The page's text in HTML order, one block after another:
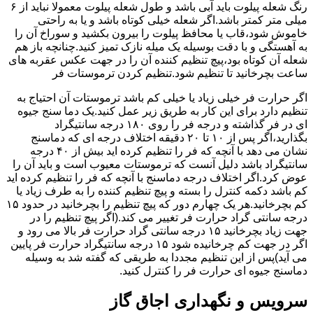
رنگ شعله پیلوت باید آبی باشد و طول شعله پیلوت معمولا نباید از ۶
میلی متر کمتر باشد.اگر شعله خیلی کوتاه باشد و یا به راحتی
خاموش شود،قاب یا محافظ پیلوت را بیرون بکشید و سوراخ آن را
به آهستگی و با دقت بوسیله یک میله نازک تمیز کنید.چنانچه باز هم
شعله آن کوتاه بود،پیچ تنظیم کننده آن را در جهت عکس عقربه های
ساعت بچرخانید تا تنظیم شود.تنظیم کردن ترموستات فر
اگر حرارت فر خیلی زیاد یا خیلی کم باشد ترموستات آن احتیاج به
تنظیم دارد برای این کار به طریق زیر عمل کنید.یک دما سنج جیوه
ای در فر گذاشته و درجه فر را روی ۱۸۰ درجه سانتیگراد
بگذارید،اگر پس از ۱۰ تا ۲۰ دقیقه اختلاف درجه ای که دماسنج
نشان می دهد با آنچه که فر را تنظیم کرده اید بیش از ۴۰ درجه
سانتیگراد باشد دلیل آنست که ترموستات معیوب است و باید آن را
عوض کرد.اگر اختلاف درجه دماسنج با آنچه که فر را تنظیم کرده اید
کم باشد دکمه کنترل را بسته و پیچ تنظیم کننده را به طرف زیاد یا
کم بچرخانید.هر یک چهارم دور که پیچ تنظیم را بچرخانید در حدود ۱۵
درجه سانتی گراد حرارت فر تغییر می کند.(اگر پیچ تنظیم را در
جهت زیاد بچرخانید ۱۵ درجه سانتی گراد حرارت فر بالا می رود و
اگر در جهت کم چرخانیده شود ۱۵ درجه سانتیگراد حرارت فر پایین
می آید)پس از این تنظیم مجددا به طریقی که گفته شد به وسیله
دماسنج جیوه ای حرارت فر را کنترل کنید.
سرویس و نگهداری اجاق گاز